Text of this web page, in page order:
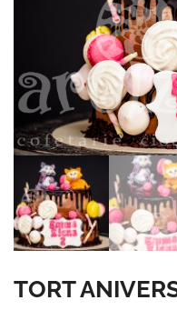
TORT